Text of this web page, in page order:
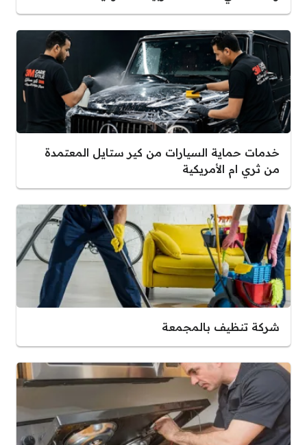
خدمات حماية السيارات من كير ستايل المعتمدة
من ثري ام الأمريكية
شركة تنظيف بالمجمعة